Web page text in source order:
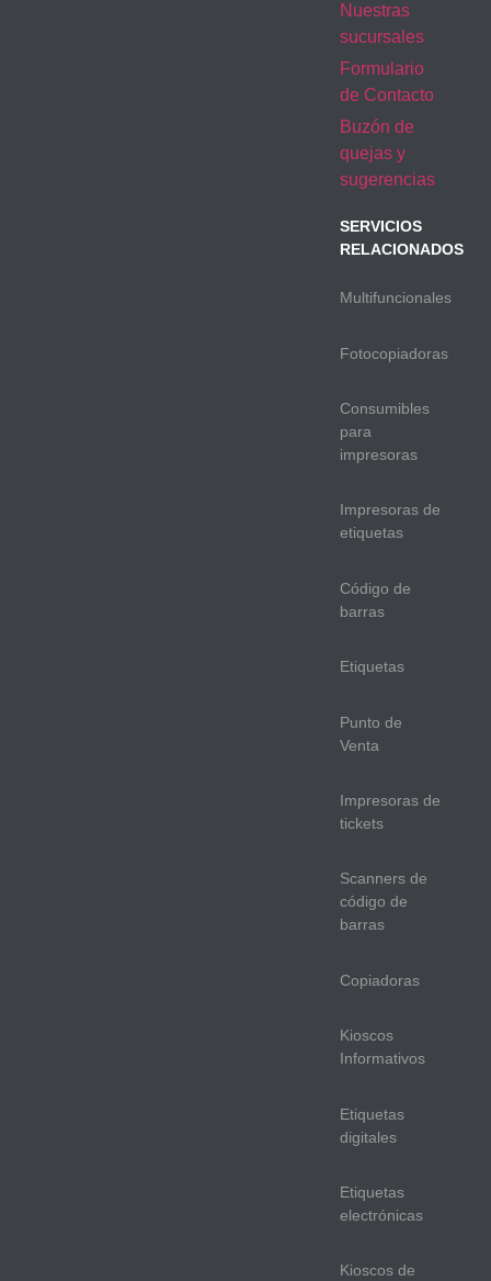
Nuestras
sucursales
Formulario
de Contacto
Buzón de
quejas y
sugerencias
SERVICIOS
RELACIONADOS
Multifuncionales
Fotocopiadoras
Consumibles
para
impresoras
Impresoras de
etiquetas
Código de
barras
Etiquetas
Punto de
Venta
Impresoras de
tickets
Scanners de
código de
barras
Copiadoras
Kioscos
Informativos
Etiquetas
digitales
Etiquetas
electrónicas
Kioscos de